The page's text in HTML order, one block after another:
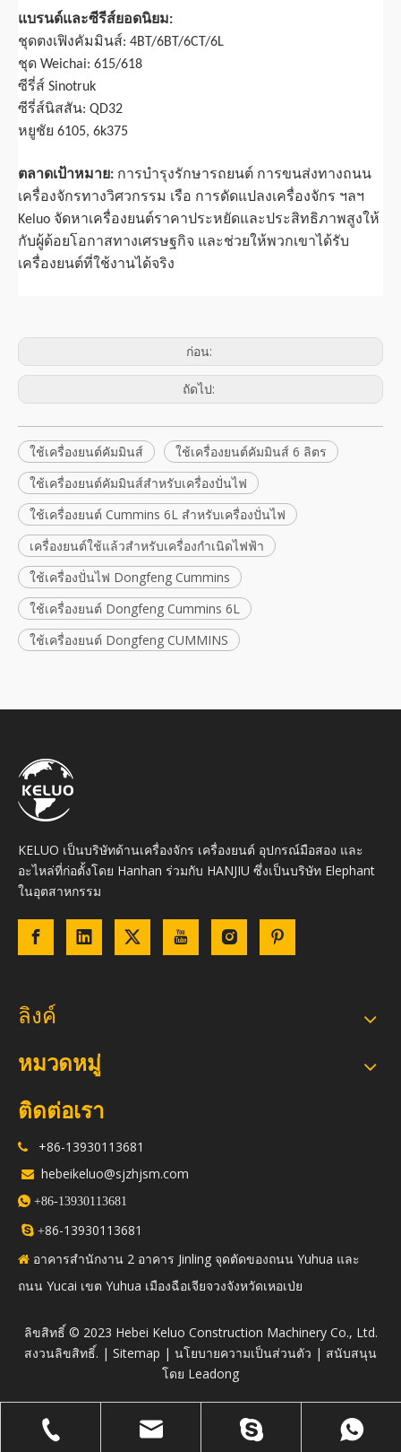
แบรนด์และซีรีส์ยอดนิยม:
ชุดตงเฟิงคัมมินส์: 4BT/6BT/6CT/6L
ชุด Weichai: 615/618
ซีรี่ส์ Sinotruk
ซีรี่ส์นิสสัน: QD32
หยูชัย 6105, 6k375
ตลาดเป้าหมาย: การบำรุงรักษารถยนต์ การขนส่งทางถนน
เครื่องจักรทางวิศวกรรม เรือ การดัดแปลงเครื่องจักร ฯลฯ
Keluo จัดหาเครื่องยนต์ราคาประหยัดและประสิทธิภาพสูงให้
กับผู้ด้อยโอกาสทางเศรษฐกิจ และช่วยให้พวกเขาได้รับ
เครื่องยนต์ที่ใช้งานได้จริง
ก่อน:
ถัดไป:
ใช้เครื่องยนต์คัมมินส์
ใช้เครื่องยนต์คัมมินส์ 6 ลิตร
ใช้เครื่องยนต์คัมมินส์สำหรับเครื่องปั่นไฟ
ใช้เครื่องยนต์ Cummins 6L สำหรับเครื่องปั่นไฟ
เครื่องยนต์ใช้แล้วสำหรับเครื่องกำเนิดไฟฟ้า
ใช้เครื่องปั่นไฟ Dongfeng Cummins
ใช้เครื่องยนต์ Dongfeng Cummins 6L
ใช้เครื่องยนต์ Dongfeng CUMMINS
KELUO เป็นบริษัทด้านเครื่องจักร เครื่องยนต์ อุปกรณ์มือสอง และ
อะไหล่ที่ก่อตั้งโดย Hanhan ร่วมกับ HANJIU ซึ่งเป็นบริษัท Elephant
ในอุตสาหกรรม
ลิงค์
หมวดหมู่
ติดต่อเรา
 +86-13930113681
 hebeikeluo@sjzhjsm.com
 +86-13930113681
 +86-13930113681
 อาคารสำนักงาน 2 อาคาร Jinling จุดตัดของถนน Yuhua และ
ถนน Yucai เขต Yuhua เมืองฉือเจียจวงจังหวัดเหอเป่ย
​ลิขสิทธิ์ © 2023 Hebei Keluo Construction Machinery Co., Ltd.
สงวนลิขสิทธิ์. | Sitemap | นโยบายความเป็นส่วนตัว | สนับสนุน
โดย Leadong